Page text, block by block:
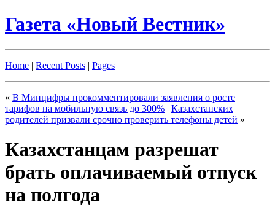
Газета «Новый Вестник»
Home | Recent Posts | Pages
« В Минцифры прокомментировали заявления о росте
тарифов на мобильную связь до 300% | Казахстанских
родителей призвали срочно проверить телефоны детей »
Казахстанцам разрешат
брать оплачиваемый отпуск
на полгода